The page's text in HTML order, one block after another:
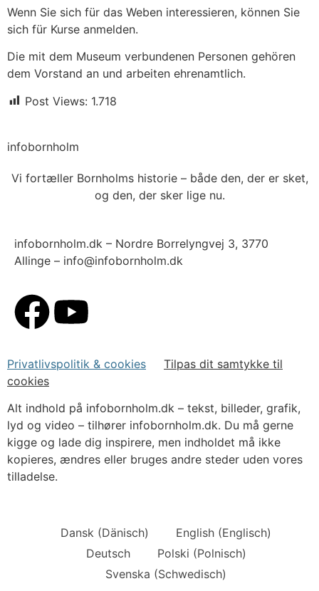
Wenn Sie sich für das Weben interessieren, können Sie
sich für Kurse anmelden.
Die mit dem Museum verbundenen Personen gehören
dem Vorstand an und arbeiten ehrenamtlich.
Post Views: 1.718
infobornholm
Vi fortæller Bornholms historie – både den, der er sket,
og den, der sker lige nu.
infobornholm.dk – Nordre Borrelyngvej 3, 3770
Allinge – info@infobornholm.dk
Privatlivspolitik & cookies
Tilpas dit samtykke til
cookies
Alt indhold på infobornholm.dk – tekst, billeder, grafik,
lyd og video – tilhører infobornholm.dk. Du må gerne
kigge og lade dig inspirere, men indholdet må ikke
kopieres, ændres eller bruges andre steder uden vores
tilladelse.
Dansk (Dänisch) English (Englisch)
Deutsch
Polski (Polnisch)
Svenska (Schwedisch)